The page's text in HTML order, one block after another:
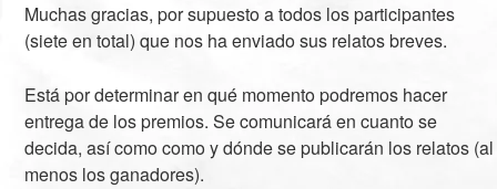
Muchas gracias, por supuesto a todos los participantes
(siete en total) que nos ha enviado sus relatos breves.
Está por determinar en qué momento podremos hacer
entrega de los premios. Se comunicará en cuanto se
decida, así como como y dónde se publicarán los relatos (al
menos los ganadores).